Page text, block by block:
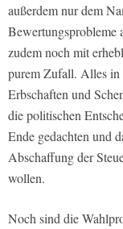
außerdem nur dem
Bewertungsprobleme
zudem noch mit
purem Zufall. Alles in
Erbschaften und
die politischen
Ende gedachten und
Abschaffung der
wollen.
Noch sind die